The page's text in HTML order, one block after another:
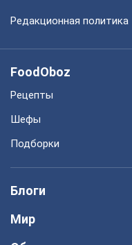
Редакционная политика
FoodOboz
Рецепты
Шефы
Подборки
Блоги
Мир